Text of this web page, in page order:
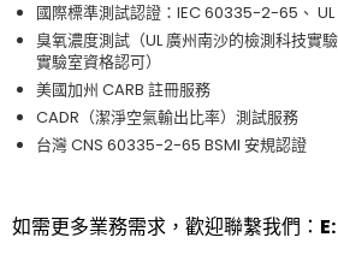
國際標準測試認證：IEC 60335-2-65、
臭氧濃度測試（UL 廣州南沙的檢測科技實
實驗室資格認可）
美國加州 CARB 註冊服務
CADR（潔淨空氣輸出比率）測試服務
台灣 CNS 60335-2-65 BSMI 安規認證
如需更多業務需求，歡迎聯繫我們：E: